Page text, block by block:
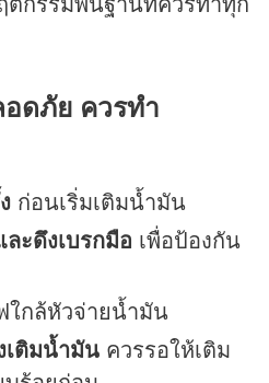
ดภัย ควรทำ
ก่อนเริ่มเติมน้ำมัน
ละดึงเบรกมือ เพื่อป้องกัน
ใกล้หัวจ่ายน้ำมัน
เติมน้ำมัน ควรรอให้เติม